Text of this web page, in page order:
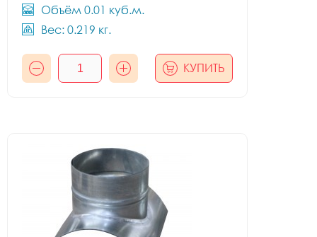
Объём 0.01 куб.м.
Вес: 0.219 кг.
КУПИТЬ